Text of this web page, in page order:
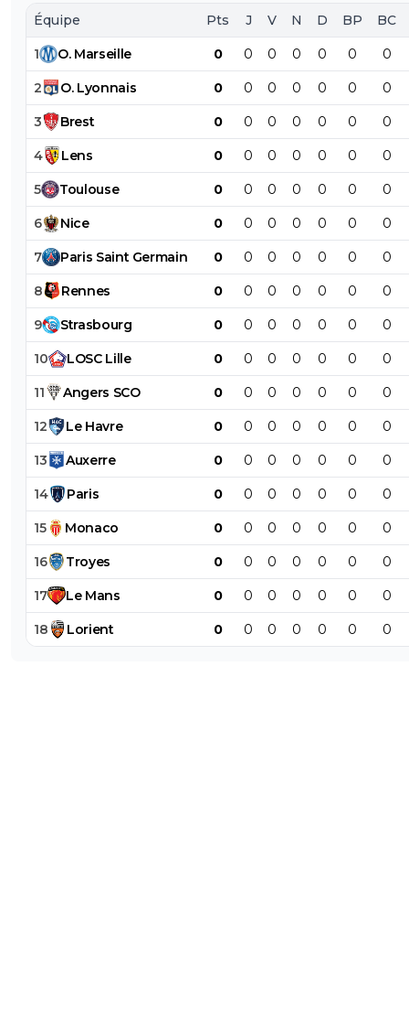
Équipe Pts J V N D BP BC
1 O. Marseille 0 0 0 0 0 0 0
2 O. Lyonnais 0 0 0 0 0 0 0
3 Brest 0 0 0 0 0 0 0
4 Lens 0 0 0 0 0 0 0
5 Toulouse 0 0 0 0 0 0 0
6 Nice 0 0 0 0 0 0 0
7 Paris Saint Germain 0 0 0 0 0 0 0
8 Rennes 0 0 0 0 0 0 0
9 Strasbourg 0 0 0 0 0 0 0
10 LOSC Lille 0 0 0 0 0 0 0
11 Angers SCO 0 0 0 0 0 0 0
12 Le Havre 0 0 0 0 0 0 0
13 Auxerre 0 0 0 0 0 0 0
14 Paris 0 0 0 0 0 0 0
15 Monaco 0 0 0 0 0 0 0
16 Troyes 0 0 0 0 0 0 0
17 Le Mans 0 0 0 0 0 0 0
18 Lorient 0 0 0 0 0 0 0